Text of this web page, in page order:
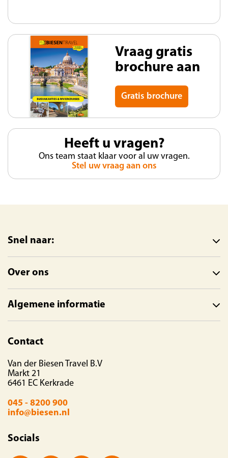
Vraag gratis
brochure aan
Gratis brochure
Heeft u vragen?
Ons team staat klaar voor al uw vragen.
Stel uw vraag aan ons
Snel naar:
Over ons
Algemene informatie
Contact
Van der Biesen Travel B.V
Markt 21
6461 EC Kerkrade
045 - 8200 900
info@biesen.nl
Socials